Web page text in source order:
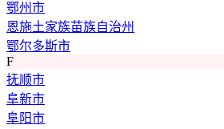
鄂州市
恩施土家族苗族自治州
鄂尔多斯市
F
抚顺市
阜新市
阜阳市